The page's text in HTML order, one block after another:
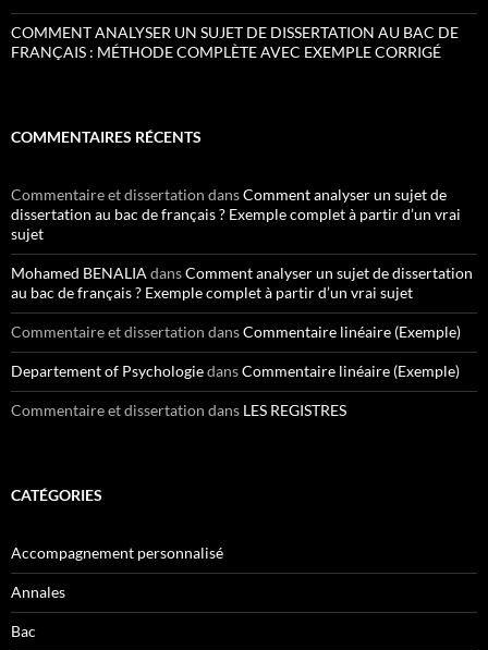
COMMENT ANALYSER UN SUJET DE DISSERTATION AU BAC DE
FRANÇAIS : MÉTHODE COMPLÈTE AVEC EXEMPLE CORRIGÉ
COMMENTAIRES RÉCENTS
Commentaire et dissertation dansComment analyser un sujet de
dissertation au bac de français ? Exemple complet à partir d’un vrai
sujet
Mohamed BENALIA dansComment analyser un sujet de dissertation
au bac de français ? Exemple complet à partir d’un vrai sujet
Commentaire et dissertation dansCommentaire linéaire (Exemple)
Departement of PsychologiedansCommentaire linéaire (Exemple)
Commentaire et dissertation dans LES REGISTRES
CATÉGORIES
Accompagnement personnalisé
Annales
Bac